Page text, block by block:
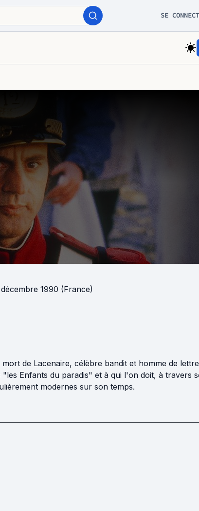
SE
décembre 1990 (France)
de Lacenaire, célèbre bandit et homme de
Enfants du paradis" et à qui l'on doit, à travers
modernes sur son temps.